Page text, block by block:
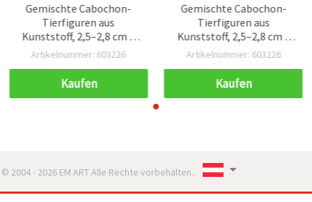
Gemischte Cabochon-
Tierfiguren aus
Kunststoff, 2,5–2,8 cm –
10 Stück
Artikelnummer: 603226
Kaufen
Gemischte Cabochon-
Tierfiguren aus
Kunststoff, 2,5–2,8 cm –
10 Stück
Artikelnummer: 603226
Kaufen
© 2004 - 2026 EM ART Alle Rechte vorbehalten..